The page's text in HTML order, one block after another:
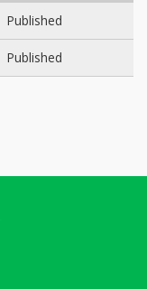
Published
Published